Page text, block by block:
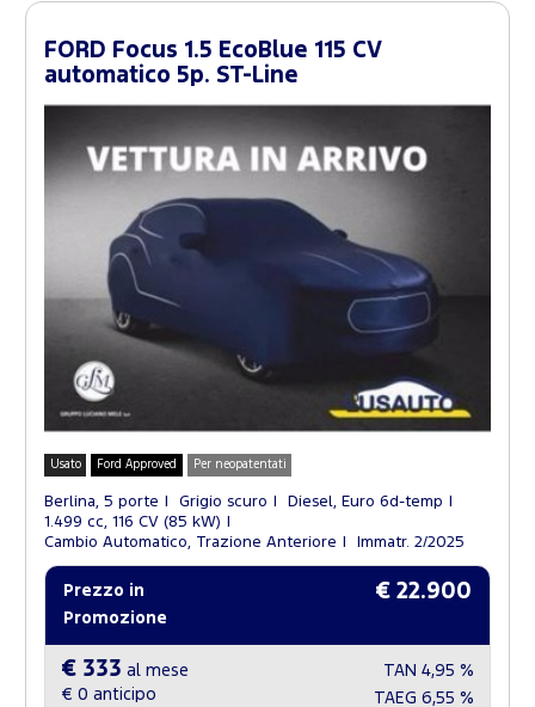
FORD Focus 1.5 EcoBlue 115 CV
automatico 5p. ST-Line
Usato Ford Approved Per neopatentati
Berlina, 5 porte Grigio scuro
Diesel, Euro 6d-temp
1.499 cc, 116 CV (85 kW)
Cambio Automatico, Trazione Anteriore
Immatr. 2/2025
Prezzo in
Promozione
€ 22.900
€ 333 al mese
€ 0 anticipo
TAN 4,95 %
TAEG 6,55 %